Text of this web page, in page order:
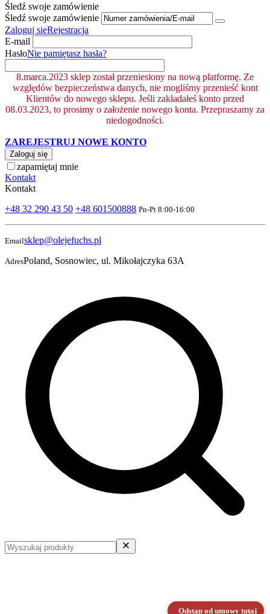
Śledź swoje zamówienie
Śledź swoje zamówienie
Zaloguj sięRejestracja
E-mail
HasłoNie pamiętasz hasła?
8.marca.2023 sklep został przeniesiony na nową platformę. Ze
względów bezpieczeństwa danych, nie mogliśmy przenieść kont
Klientów do nowego sklepu. Jeśli zakładałeś konto przed
08.03.2023, to prosimy o założenie nowego konta. Przepraszamy za
niedogodności.
ZAREJESTRUJ NOWE KONTO
Zaloguj się
zapamiętaj mnie
Kontakt
Kontakt
+48 32 290 43 50 +48 601500888 Pn-Pt 8:00-16:00
Emailsklep@olejefuchs.pl
AdresPoland, Sosnowiec, ul. Mikołajczyka 63A
Odstąp od umowy tutaj